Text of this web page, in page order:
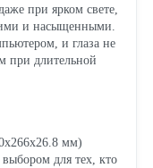
при ярком свете,
и насыщенными.
и глаза не
при длительной
мм)
для тех, кто